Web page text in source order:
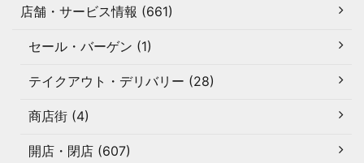
店舗・サービス情報 (661)
セール・バーゲン (1)
テイクアウト・デリバリー (28)
商店街 (4)
開店・閉店 (607)